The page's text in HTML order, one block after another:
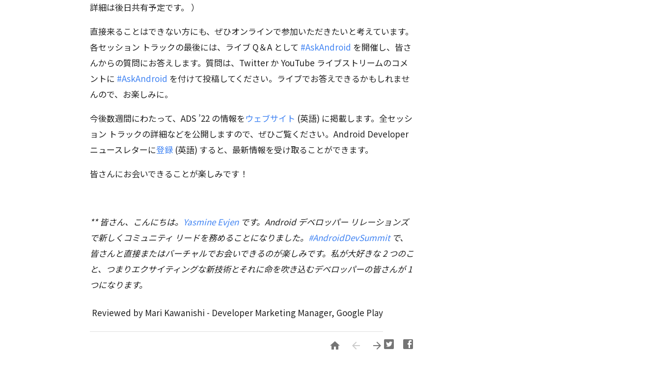
詳細は後日共有予定です。 ）
直接来ることはできない方にも、ぜひオンラインで参加いただきたいと考えています。
各セッション トラックの最後には、ライブ Q＆A として #AskAndroid を開催し、皆さ
んからの質問にお答えします。質問は、Twitter か YouTube ライブストリームのコメ
ントに #AskAndroid を付けて投稿してください。ライブでお答えできるかもしれませ
んので、お楽しみに。
今後数週間にわたって、ADS ’22 の情報をウェブサイト (英語) に掲載します。全セッシ
ョン トラックの詳細などを公開しますので、ぜひご覧ください。Android Developer
ニュースレターに登録 (英語) すると、最新情報を受け取ることができます。
皆さんにお会いできることが楽しみです！
** 皆さん、こんにちは。 Yasmine Evjenです。Android デベロッパー リレーションズ
で新しくコミュニティ リードを務めることになりました。 #AndroidDevSummitで、
皆さんと直接またはバーチャルでお会いできるのが楽しみです。私が大好きな 2 つのこ
と、つまりエクサイティングな新技術とそれに命を吹き込むデベロッパーの皆さんが 1
つになります。
Reviewed by Mari Kawanishi - Developer Marketing Manager, Google Play
  